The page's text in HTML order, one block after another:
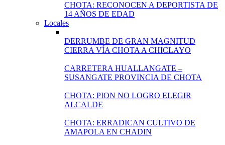
CHOTA: RECONOCEN A DEPORTISTA DE
14 AÑOS DE EDAD
Locales
DERRUMBE DE GRAN MAGNITUD
CIERRA VÍA CHOTA A CHICLAYO
CARRETERA HUALLANGATE –
SUSANGATE PROVINCIA DE CHOTA
CHOTA: PION NO LOGRO ELEGIR
ALCALDE
CHOTA: ERRADICAN CULTIVO DE
AMAPOLA EN CHADIN